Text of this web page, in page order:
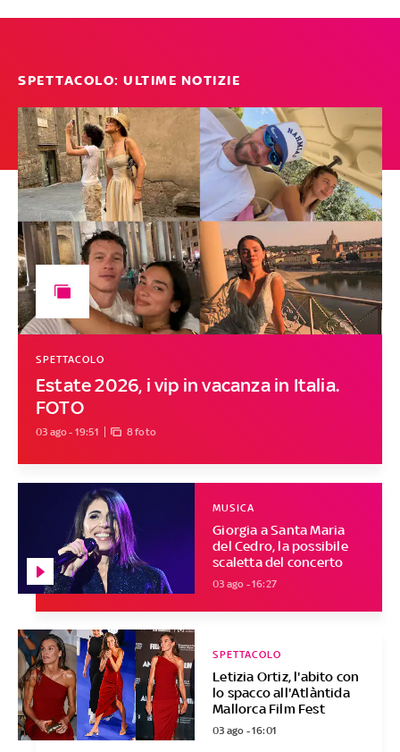
SPETTACOLO: ULTIME NOTIZIE
Estate 2026, i vip in vacanza in Italia.
FOTO
SPETTACOLO
03 ago - 19:51 8 foto
Giorgia a Santa Maria
del Cedro, la possibile
scaletta del concerto
MUSICA
03 ago - 16:27
Letizia Ortiz, l'abito con
lo spacco all'Atlàntida
Mallorca Film Fest
SPETTACOLO
03 ago - 16:01